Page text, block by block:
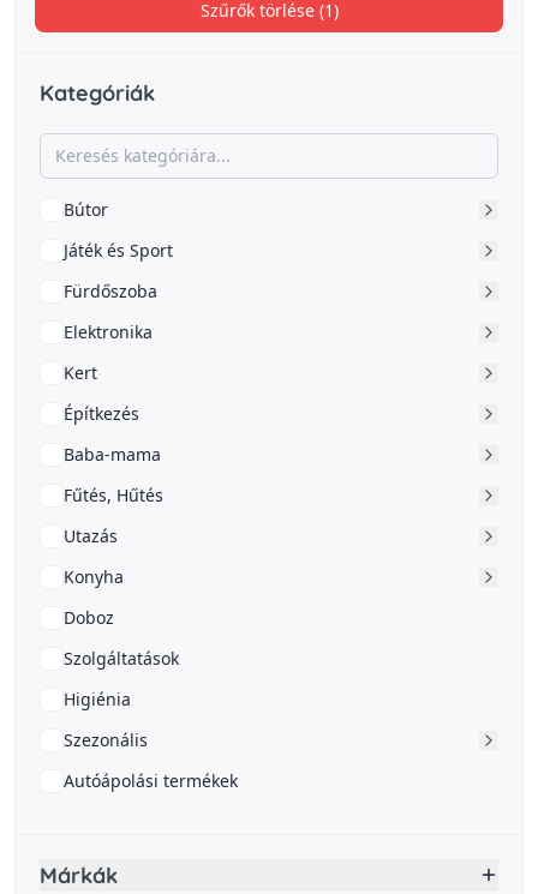
Szűrők törlése (1)
Kategóriák
Bútor
Játék és Sport
Fürdőszoba
Elektronika
Kert
Építkezés
Baba-mama
Fűtés, Hűtés
Utazás
Konyha
Doboz
Szolgáltatások
Higiénia
Szezonális
Autóápolási termékek
Márkák